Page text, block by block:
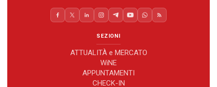
SEZIONI
ATTUALITÀ e MERCATO
WiNE
APPUNTAMENTI
CHECK-IN